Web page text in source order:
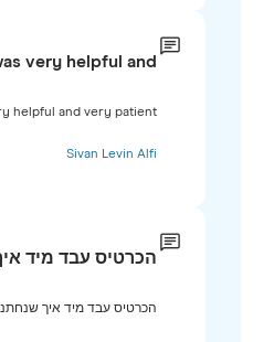
was very helpful and…
very helpful and very patient.
Sivan Levin Alfi
הכרטיס עבד מיד איך
הכרטיס עבד מיד איך שנחתנו, עבד